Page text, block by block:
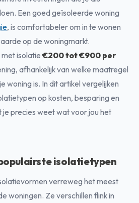
Een goed geïsoleerde woning
, is comfortabeler om in te wonen
op de woningmarkt.
isolatie €200 tot €900 per
afhankelijk van welke maatregel
woning is. In dit artikel vergelijken
op kosten, besparing en
precies weet wat voor jou het
isolatietypen
verreweg het meest
woningen. Ze verschillen flink in